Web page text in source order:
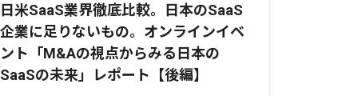
日米SaaS業界徹底比較。日本のSaaS
企業に足りないもの。オンラインイベ
ント「M&Aの視点からみる日本の
SaaSの未来」レポート【後編】